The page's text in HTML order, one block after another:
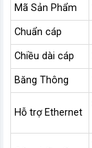
Mã Sản Phẩm
Chuẩn cáp
Chiều dài cáp
Băng Thông
Hỗ trợ Ethernet